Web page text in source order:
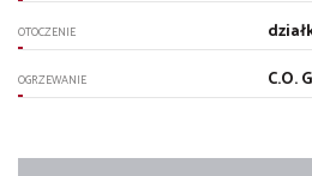
OTOCZENIE
OGRZEWANIE C.O.